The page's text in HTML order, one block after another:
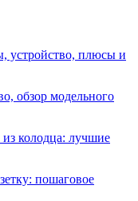
устройство, плюсы и
обзор модельного
из колодца: лучшие
пошаговое